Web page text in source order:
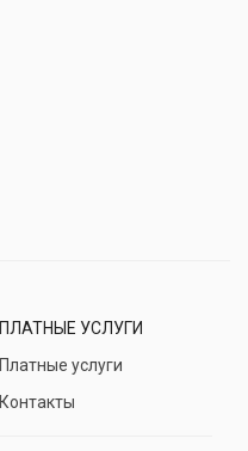
ПЛАТНЫЕ УСЛУГИ
Платные услуги
Контакты